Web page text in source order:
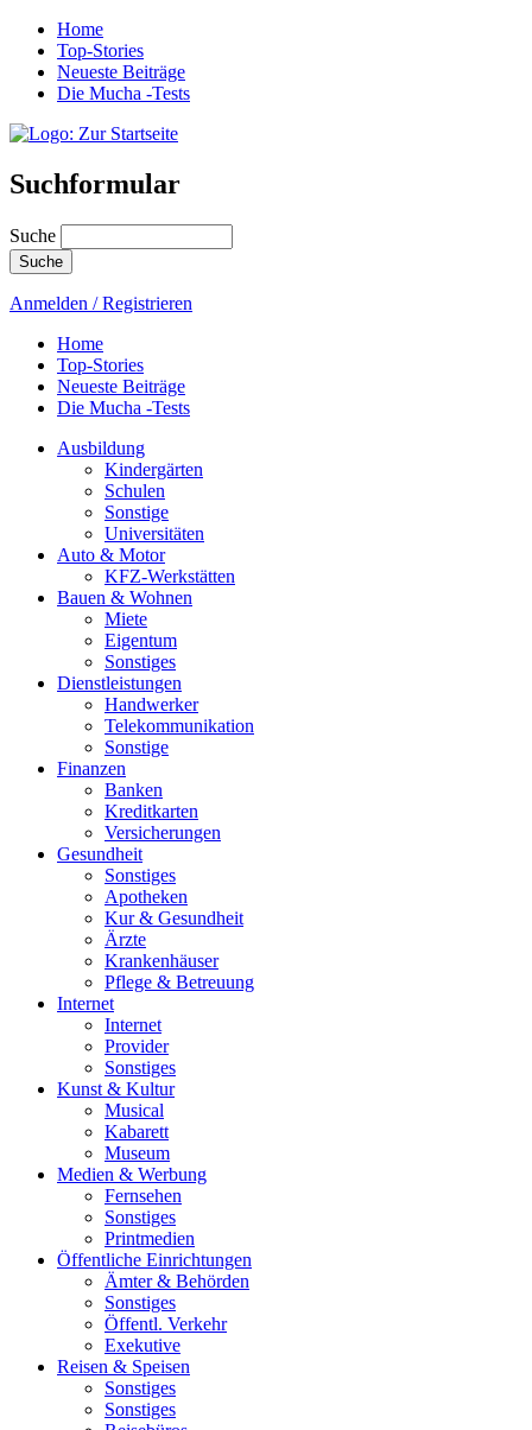
Home
Top-Stories
Neueste Beiträge
Die Mucha -Tests
Suchformular
Suche
Anmelden / Registrieren
Home
Top-Stories
Neueste Beiträge
Die Mucha -Tests
Ausbildung
Kindergärten
Schulen
Sonstige
Universitäten
Auto & Motor
KFZ-Werkstätten
Bauen & Wohnen
Miete
Eigentum
Sonstiges
Dienstleistungen
Handwerker
Telekommunikation
Sonstige
Finanzen
Banken
Kreditkarten
Versicherungen
Gesundheit
Sonstiges
Apotheken
Kur & Gesundheit
Ärzte
Krankenhäuser
Pflege & Betreuung
Internet
Internet
Provider
Sonstiges
Kunst & Kultur
Musical
Kabarett
Museum
Medien & Werbung
Fernsehen
Sonstiges
Printmedien
Öffentliche Einrichtungen
Ämter & Behörden
Sonstiges
Öffentl. Verkehr
Exekutive
Reisen & Speisen
Sonstiges
Sonstiges